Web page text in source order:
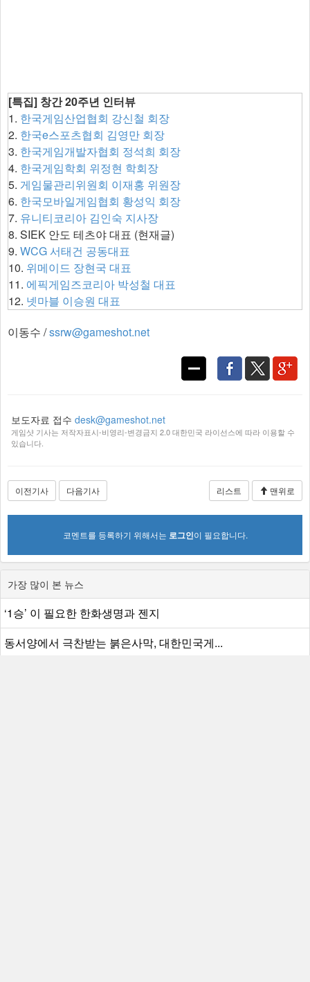
[특집] 창간 20주년 인터뷰
1. 한국게임산업협회 강신철 회장
2. 한국e스포츠협회 김영만 회장
3. 한국게임개발자협회 정석희 회장
4. 한국게임학회 위정현 학회장
5. 게임물관리위원회 이재홍 위원장
6. 한국모바일게임협회 황성익 회장
7. 유니티코리아 김인숙 지사장
8. SIEK 안도 테츠야 대표 (현재글)
9. WCG 서태건 공동대표
10. 위메이드 장현국 대표
11. 에픽게임즈코리아 박성철 대표​
12. 넷마블 이승원 대표
이동수 /ssrw@gameshot.net
보도자료 접수 desk@gameshot.net
게임샷 기사는 저작자표시-비영리-변경금지 2.0 대한민국 라이선스에 따라 이용할 수
있습니다.
이전기사 다음기사 리스트 맨위로
코멘트를 등록하기 위해서는 로그인이 필요합니다.
가장 많이 본 뉴스
‘1승’ 이 필요한 한화생명과 젠지
동서양에서 극찬받는 붉은사막, 대한민국게...